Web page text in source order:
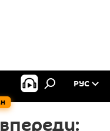
РУС